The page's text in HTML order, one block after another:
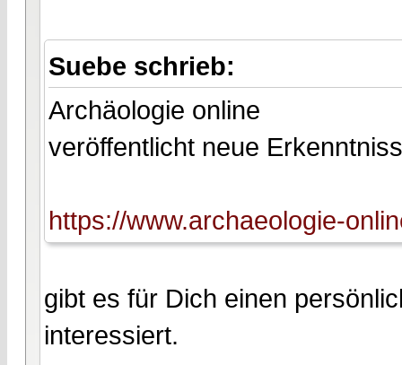
Suebe schrieb:
Archäologie online
veröffentlicht neue
https://www.archaeologie-
gibt es für Dich einen
interessiert.